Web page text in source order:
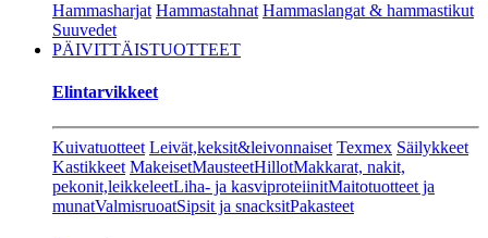
Hammasharjat Hammastahnat Hammaslangat & hammastikut
Suuvedet
PÄIVITTÄISTUOTTEET
Elintarvikkeet
Kuivatuotteet Leivät,keksit&leivonnaiset Texmex Säilykkeet
Kastikkeet MakeisetMausteetHillotMakkarat, nakit,
pekonit,leikkeleetLiha- ja kasviproteiinitMaitotuotteet ja
munatValmisruoatSipsit ja snacksitPakasteet